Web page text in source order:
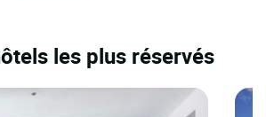
les plus réservés